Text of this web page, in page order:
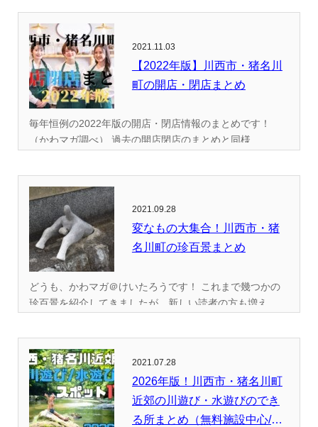
2021.11.03
【2022年版】川西市・猪名川
町の開店・閉店まとめ
毎年恒例の2022年版の開店・閉店情報のまとめです！
（かわマガ調べ） 過去の開店閉店のまとめと同様...
2021.09.28
変なもの大集合！川西市・猪
名川町の珍百景まとめ
どうも、かわマガ＠けいたろうです！ これまで幾つかの
珍百景を紹介してきましたが、新しい読者の方も増え...
2021.07.28
2026年版！川西市・猪名川町
近郊の川遊び・水遊びのでき
る所まとめ（無料施設中心/